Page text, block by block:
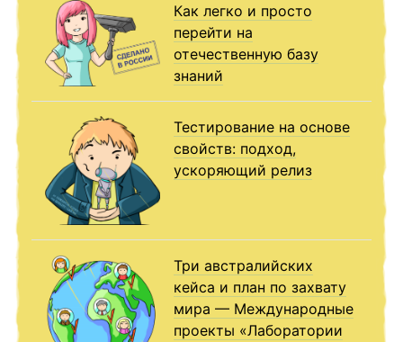
Как легко и просто
перейти на
отечественную базу
знаний
Тестирование на основе
свойств: подход,
ускоряющий релиз
Три австралийских
кейса и план по захвату
мира — Международные
проекты «Лаборатории